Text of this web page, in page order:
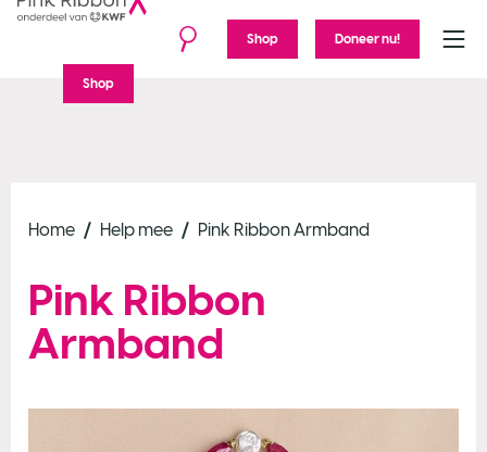
Shop
Shop
Doneer nu!
Home Help mee Pink Ribbon Armband
Pink Ribbon
Armband